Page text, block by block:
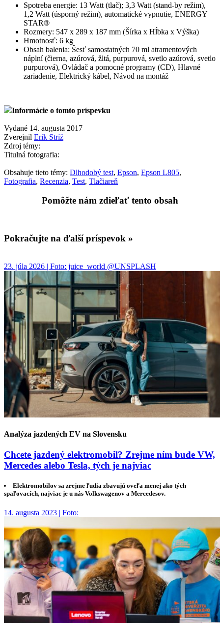
Spotreba energie: 13 Watt (tlač); 3,3 Watt (stand-by režim),
1,2 Watt (úsporný režim), automatické vypnutie, ENERGY
STAR®
Rozmery: 547 x 289 x 187 mm (Šírka x Hĺbka x Výška)
Hmotnosť: 6 kg
Obsah balenia: Šesť samostatných 70 ml atramentových
náplní (čierna, azúrová, žltá, purpurová, svetlo azúrová, svetlo
purpurová), Ovládač a pomocné programy (CD), Hlavné
zariadenie, Elektrický kábel, Návod na montáž
Informácie o tomto príspevku
Vydané 14. augusta 2017
Zverejnil Erik Stríž
Zdroj témy:
Titulná fotografia:
Obsahuje tieto témy: Dlhodobý test, Epson, Epson L805,
Fotografia, Recenzia, Test, Tlačiareň
Pomôžte nám zdieľať tento obsah
Pokračujte na ďalší príspevok »
23. júla 2026 | Foto: juice_world @UNSPLASH
Analýza jazdených EV na Slovensku
Chcete jazdený elektromobil? Zrejme ním bude VW,
Mercedes alebo Tesla, tých je najviac
Elektromobilov sa zrejme ľudia zbavujú oveľa menej ako tých
spaľovacích, najviac je u nás Volkswagenov a Mercedesov.
14. augusta 2023 | Foto: